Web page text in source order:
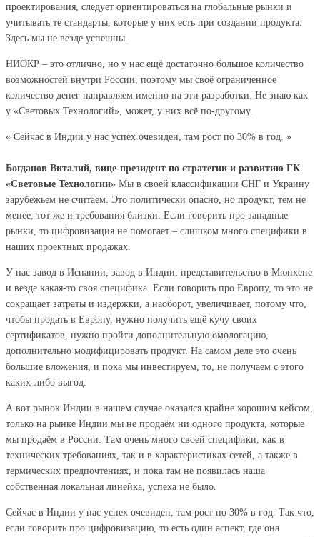
проектирования, следует ориентироваться на глобальные рынки и
учитывать те стандарты, которые у них есть при создании продукта.
Здесь мы не везде успешны.
НИОКР – это отлично, но у нас ещё достаточно большое количество
возможностей внутри России, поэтому мы своё ограниченное
количество денег направляем именно на эти разработки. Не знаю как
у «Световых Технологий», может, у них всё по-другому.
« Сейчас в Индии у нас успех очевиден, там рост по 30% в год. »
Богданов Виталий, вице-президент по стратегии и развитию ГК
«Световые Технологии» Мы в своей классификации СНГ и Украину
зарубежьем не считаем. Это политически опасно, но продукт, тем не
менее, тот же и требования близки. Если говорить про западные
рынки, то цифровизация не помогает – слишком много специфики в
наших проектных продажах.
У нас завод в Испании, завод в Индии, представительство в Мюнхене
и везде какая-то своя специфика. Если говорить про Европу, то это не
сокращает затраты и издержки, а наоборот, увеличивает, потому что,
чтобы продать в Европу, нужно получить ещё кучу своих
сертификатов, нужно пройти дополнительную омологацию,
дополнительно модифицировать продукт. На самом деле это очень
большие вложения, и пока мы инвестируем, то, не получаем с этого
каких-либо выгод.
А вот рынок Индии в нашем случае оказался крайне хорошим кейсом,
только на рынке Индии мы не продаём ни одного продукта, которые
мы продаём в России. Там очень много своей специфики, как в
технических требованиях, так и в характеристиках сетей, а также в
термических предпочтениях, и пока там не появилась наша
собственная локальная линейка, успеха не было.
Сейчас в Индии у нас успех очевиден, там рост по 30% в год. Так что,
если говорить про цифровизацию, то есть один аспект, где она